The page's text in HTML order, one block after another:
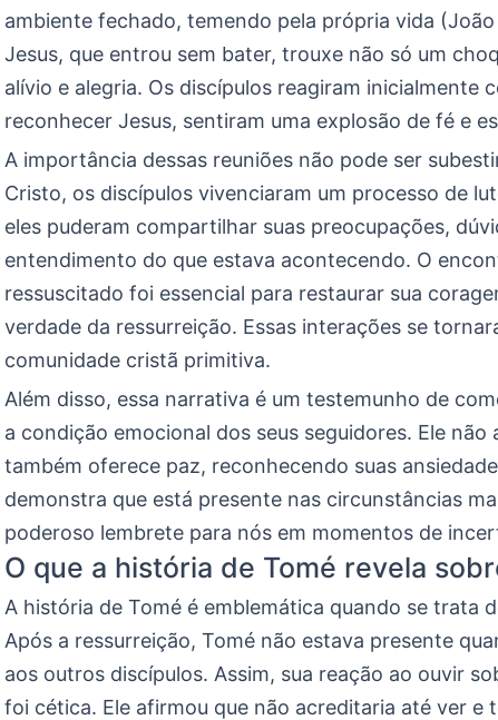
ambiente fechado, temendo pela própria vida
Jesus, que entrou sem bater, trouxe não só um
alívio e alegria. Os discípulos reagiram inicialmente
reconhecer Jesus, sentiram uma explosão de fé e
A importância dessas reuniões não pode ser
Cristo, os discípulos vivenciaram um processo de
eles puderam compartilhar suas preocupações,
entendimento do que estava acontecendo. O
ressuscitado foi essencial para restaurar sua
verdade da ressurreição. Essas interações se
comunidade cristã primitiva.
Além disso, essa narrativa é um testemunho de
a condição emocional dos seus seguidores. Ele não
também oferece paz, reconhecendo suas
demonstra que está presente nas circunstâncias
poderoso lembrete para nós em momentos de
O que a história de Tomé revela
A história de Tomé é emblemática quando se trata
Após a ressurreição, Tomé não estava presente
aos outros discípulos. Assim, sua reação ao ouvir
foi cética. Ele afirmou que não acreditaria até ver e